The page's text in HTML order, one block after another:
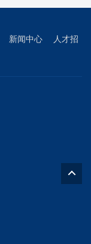
新闻中心
人才招